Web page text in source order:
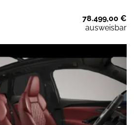
78.499,00 €
ausweisbar